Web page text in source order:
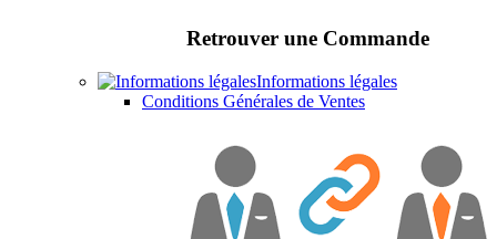
Retrouver une Commande
Informations légales
Conditions Générales de Ventes